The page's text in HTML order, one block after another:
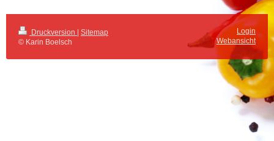
Druckversion | Sitemap
© Karin Boelsch
Login
Webansicht